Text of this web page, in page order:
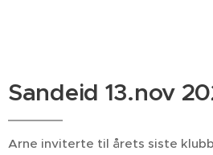
Sandeid 13.nov
Arne inviterte til årets siste